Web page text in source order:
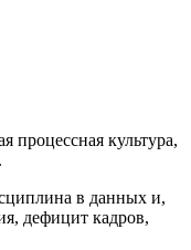
процессная культура,
в данных и,
дефицит кадров,